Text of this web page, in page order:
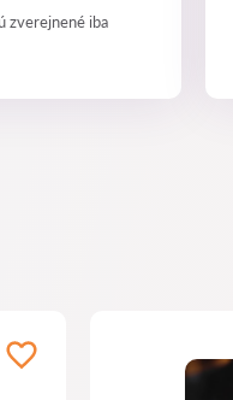
zverejnené iba